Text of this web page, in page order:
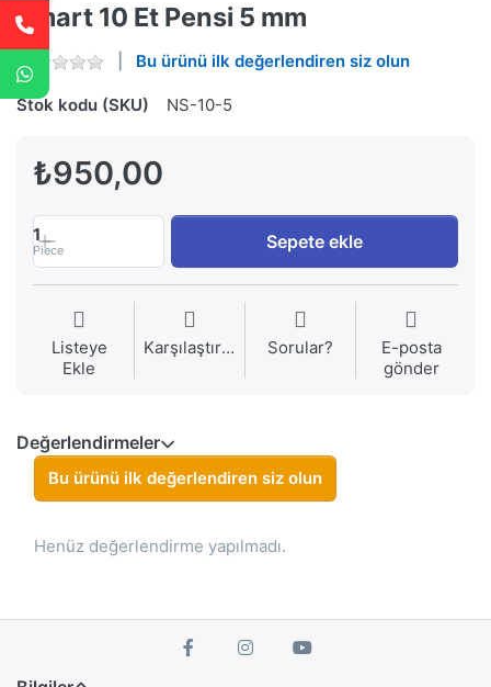
Smart 10 Et Pensi 5 mm
Bu ürünü ilk değerlendiren siz olun
Stok kodu (SKU) NS-10-5
₺950,00
1
Piece Sepete ekle
Listeye
Ekle
Karşılaştırma Sorular?
E-posta
gönder
Değerlendirmeler
Bu ürünü ilk değerlendiren siz olun
Henüz değerlendirme yapılmadı.